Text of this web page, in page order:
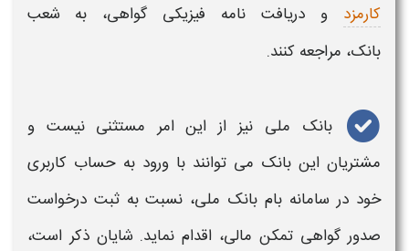
کارمزد و دریافت نامه فیزیکی گواهی، به شعب
بانک، مراجعه کنند.
بانک ملی نیز از این امر مستثنی نیست و
مشتریان این بانک می توانند با ورود به حساب کاربری
خود در سامانه بام بانک ملی، نسبت به ثبت درخواست
صدور گواهی تمکن مالی، اقدام نماید. شایان ذکر است،